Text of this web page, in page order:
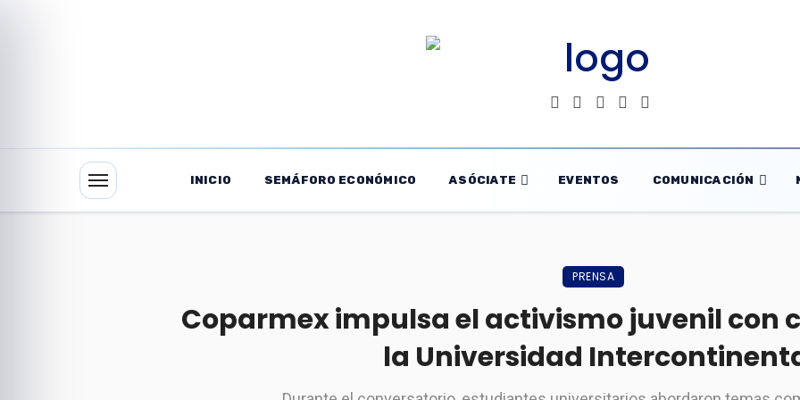
INICIO SEMÁFORO ECONÓMICO ASÓCIATE EVENTOS COMUNICACIÓN
PRENSA
Coparmex impulsa el activismo juvenil con
la Universidad